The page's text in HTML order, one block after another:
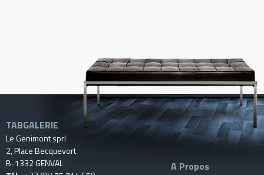
TABGALERIE
Le Genimont sprl
2, Place Becquevort
B-1332 GENVAL
A Propos